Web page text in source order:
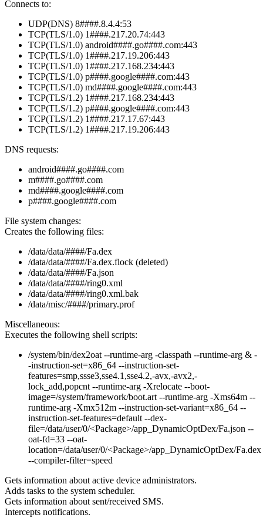
Connects to:
UDP(DNS) 8####.8.4.4:53
TCP(TLS/1.0) 1####.217.20.74:443
TCP(TLS/1.0) android####.go####.com:443
TCP(TLS/1.0) 1####.217.19.206:443
TCP(TLS/1.0) 1####.217.168.234:443
TCP(TLS/1.0) p####.google####.com:443
TCP(TLS/1.0) md####.google####.com:443
TCP(TLS/1.2) 1####.217.168.234:443
TCP(TLS/1.2) p####.google####.com:443
TCP(TLS/1.2) 1####.217.17.67:443
TCP(TLS/1.2) 1####.217.19.206:443
DNS requests:
android####.go####.com
m####.go####.com
md####.google####.com
p####.google####.com
File system changes:
Creates the following files:
/data/data/####/Fa.dex
/data/data/####/Fa.dex.flock (deleted)
/data/data/####/Fa.json
/data/data/####/ring0.xml
/data/data/####/ring0.xml.bak
/data/misc/####/primary.prof
Miscellaneous:
Executes the following shell scripts:
/system/bin/dex2oat --runtime-arg -classpath --runtime-arg & -
-instruction-set=x86_64 --instruction-set-
features=smp,ssse3,sse4.1,sse4.2,-avx,-avx2,-
lock_add,popcnt --runtime-arg -Xrelocate --boot-
image=/system/framework/boot.art --runtime-arg -Xms64m --
runtime-arg -Xmx512m --instruction-set-variant=x86_64 --
instruction-set-features=default --dex-
file=/data/user/0/<Package>/app_DynamicOptDex/Fa.json --
oat-fd=33 --oat-
location=/data/user/0/<Package>/app_DynamicOptDex/Fa.dex
--compiler-filter=speed
Gets information about active device administrators.
Adds tasks to the system scheduler.
Gets information about sent/received SMS.
Intercepts notifications.